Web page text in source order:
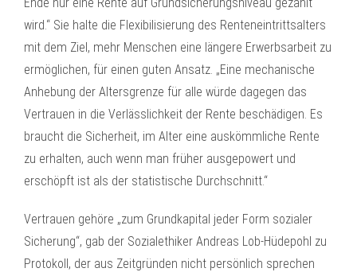
wird.“ Sie halte die Flexibilisierung des Renteneintrittsalters
mit dem Ziel, mehr Menschen eine längere Erwerbsarbeit zu
ermöglichen, für einen guten Ansatz. „Eine mechanische
Anhebung der Altersgrenze für alle würde dagegen das
Vertrauen in die Verlässlichkeit der Rente beschädigen. Es
braucht die Sicherheit, im Alter eine auskömmliche Rente
zu erhalten, auch wenn man früher ausgepowert und
erschöpft ist als der statistische Durchschnitt.“
Vertrauen gehöre „zum Grundkapital jeder Form sozialer
Sicherung“, gab der Sozialethiker Andreas Lob-Hüdepohl zu
Protokoll, der aus Zeitgründen nicht persönlich sprechen